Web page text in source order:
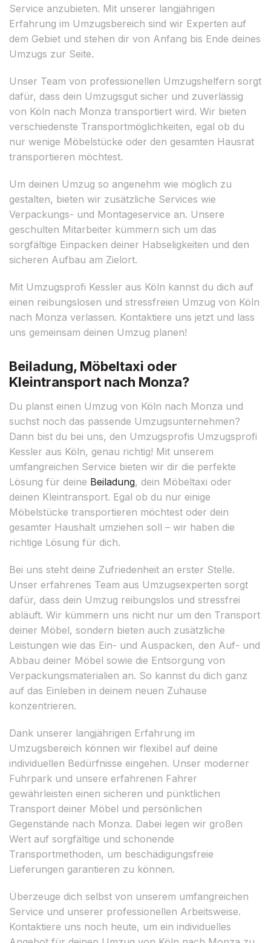
Service anzubieten. Mit unserer langjährigen
Erfahrung im Umzugsbereich sind wir Experten auf
dem Gebiet und stehen dir von Anfang bis Ende deines
Umzugs zur Seite.
Unser Team von professionellen Umzugshelfern sorgt
dafür, dass dein Umzugsgut sicher und zuverlässig
von Köln nach Monza transportiert wird. Wir bieten
verschiedenste Transportmöglichkeiten, egal ob du
nur wenige Möbelstücke oder den gesamten Hausrat
transportieren möchtest.
Um deinen Umzug so angenehm wie möglich zu
gestalten, bieten wir zusätzliche Services wie
Verpackungs- und Montageservice an. Unsere
geschulten Mitarbeiter kümmern sich um das
sorgfältige Einpacken deiner Habseligkeiten und den
sicheren Aufbau am Zielort.
Mit Umzugsprofi Kessler aus Köln kannst du dich auf
einen reibungslosen und stressfreien Umzug von Köln
nach Monza verlassen. Kontaktiere uns jetzt und lass
uns gemeinsam deinen Umzug planen!
Beiladung, Möbeltaxi oder
Kleintransport nach Monza?
Du planst einen Umzug von Köln nach Monza und
suchst noch das passende Umzugsunternehmen?
Dann bist du bei uns, den Umzugsprofis Umzugsprofi
Kessler aus Köln, genau richtig! Mit unserem
umfangreichen Service bieten wir dir die perfekte
Lösung für deine Beiladung, dein Möbeltaxi oder
deinen Kleintransport. Egal ob du nur einige
Möbelstücke transportieren möchtest oder dein
gesamter Haushalt umziehen soll – wir haben die
richtige Lösung für dich.
Bei uns steht deine Zufriedenheit an erster Stelle.
Unser erfahrenes Team aus Umzugsexperten sorgt
dafür, dass dein Umzug reibungslos und stressfrei
abläuft. Wir kümmern uns nicht nur um den Transport
deiner Möbel, sondern bieten auch zusätzliche
Leistungen wie das Ein- und Auspacken, den Auf- und
Abbau deiner Möbel sowie die Entsorgung von
Verpackungsmaterialien an. So kannst du dich ganz
auf das Einleben in deinem neuen Zuhause
konzentrieren.
Dank unserer langjährigen Erfahrung im
Umzugsbereich können wir flexibel auf deine
individuellen Bedürfnisse eingehen. Unser moderner
Fuhrpark und unsere erfahrenen Fahrer
gewährleisten einen sicheren und pünktlichen
Transport deiner Möbel und persönlichen
Gegenstände nach Monza. Dabei legen wir großen
Wert auf sorgfältige und schonende
Transportmethoden, um beschädigungsfreie
Lieferungen garantieren zu können.
Überzeuge dich selbst von unserem umfangreichen
Service und unserer professionellen Arbeitsweise.
Kontaktiere uns noch heute, um ein individuelles